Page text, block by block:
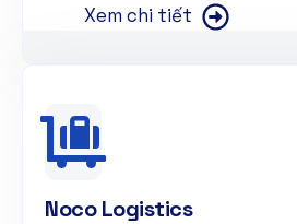
Xem chi tiết
Noco Logistics